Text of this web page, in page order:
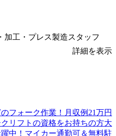
加工・プレス製造スタッフ
詳細を表示